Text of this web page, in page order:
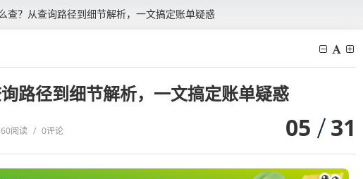
查？从查询路径到细节解析，一文搞定账单疑惑
路径到细节解析，一文搞定账单疑惑
阅读 / 0评论 05 31